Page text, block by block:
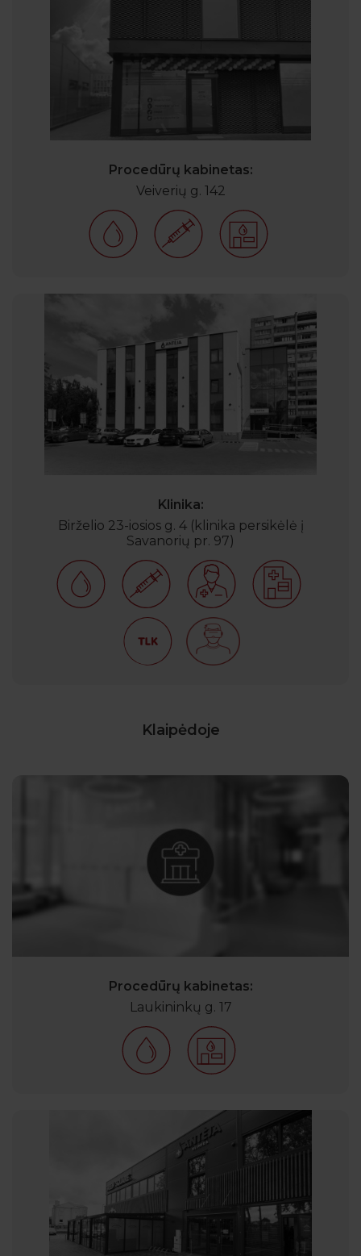
Procedūrų kabinetas:
Veiverių g. 142
Klinika:
Birželio 23-iosios g. 4 (klinika persikėlė į
Savanorių pr. 97)
Klaipėdoje
Procedūrų kabinetas:
Laukininkų g. 17